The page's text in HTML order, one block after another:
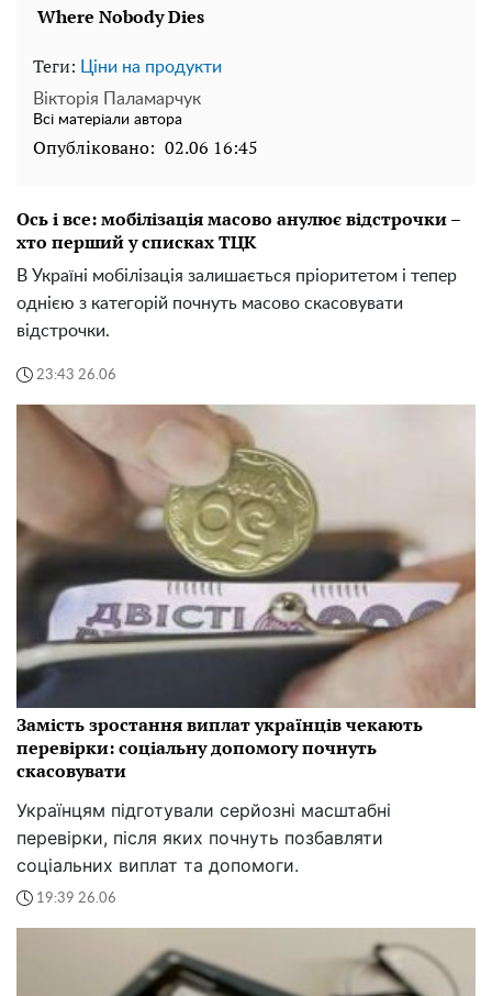
Теги: Ціни на продукти
Вікторія Паламарчук
Всі матеріали автора
Опубліковано: 02.06 16:45
Ось і все: мобілізація масово анулює відстрочки –
хто перший у списках ТЦК
В Україні мобілізація залишається пріоритетом і тепер
однією з категорій почнуть масово скасовувати
відстрочки.
23:43 26.06
Замість зростання виплат українців чекають
перевірки: соціальну допомогу почнуть
скасовувати
Українцям підготували серйозні масштабні
перевірки, після яких почнуть позбавляти
соціальних виплат та допомоги.
19:39 26.06